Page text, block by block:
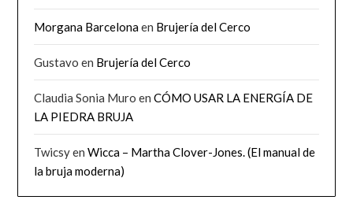
Morgana Barcelonaen Brujería del Cerco
Gustavo en Brujería del Cerco
Claudia Sonia Muro enCÓMO USAR LA ENERGÍA DE
LA PIEDRA BRUJA
TwicsyenWicca – Martha Clover-Jones. (El manual de
la bruja moderna)